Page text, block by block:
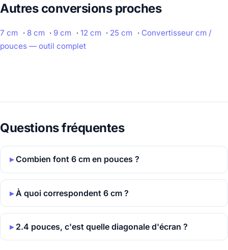
Autres conversions proches
7 cm · 8 cm · 9 cm · 12 cm · 25 cm · Convertisseur cm /
pouces — outil complet
Questions fréquentes
Combien font 6 cm en pouces ?
À quoi correspondent 6 cm ?
2.4 pouces, c'est quelle diagonale d'écran ?